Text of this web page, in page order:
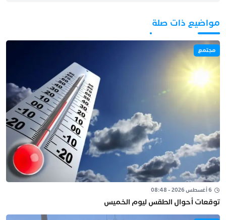
مواضيع ذات صلة
مجتمع
6 أغسطس 2026 - 08:48
توقعات أحوال الطقس ليوم الخميس